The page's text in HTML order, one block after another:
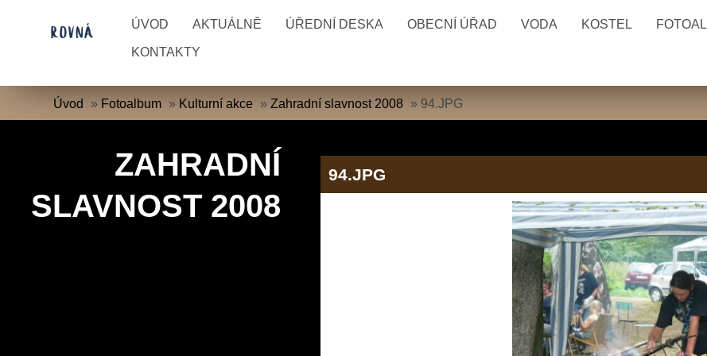
ÚVOD AKTUÁLNĚ ÚŘEDNÍ DESKA OBECNÍ ÚŘAD VODA KOSTEL
KONTAKTY
Úvod » Fotoalbum » Kulturní akce »Zahradní slavnost 2008 »94.JPG
ZAHRADNÍ
SLAVNOST 2008
94.JPG